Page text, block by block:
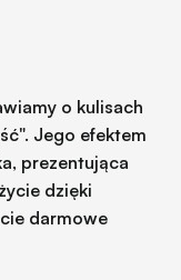
o kulisach
Jego efektem
prezentująca
dzięki
darmowe